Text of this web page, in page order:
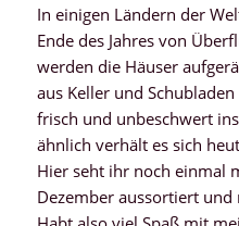
In einigen Ländern der
Ende des Jahres von
werden die Häuser
aus Keller und
frisch und unbeschwert
ähnlich verhält es sich
Hier seht ihr noch einmal
Dezember aussortiert